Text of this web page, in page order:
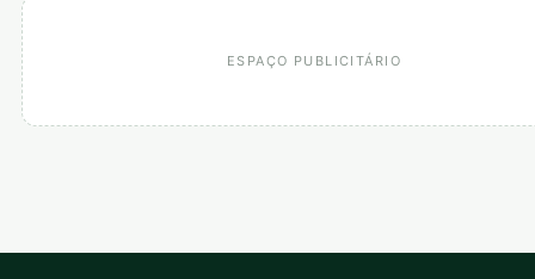
ESPAÇO PUBLICITÁRIO